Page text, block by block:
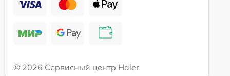
© 2026 Сервисный центр Haier